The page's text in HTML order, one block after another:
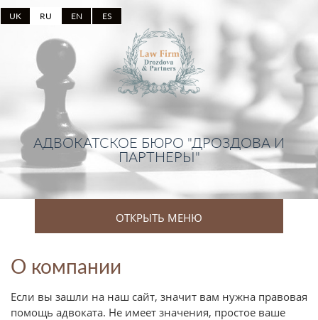
UK RU EN ES
АДВОКАТСКОЕ БЮРО "ДРОЗДОВА И
ПАРТНЕРЫ"
ОТКРЫТЬ МЕНЮ
О компании
Если вы зашли на наш сайт, значит вам нужна правовая
помощь адвоката. Не имеет значения, простое ваше